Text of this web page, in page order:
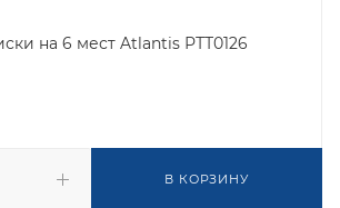
на 6 мест Atlantis РТТ0126
В КОРЗИНУ